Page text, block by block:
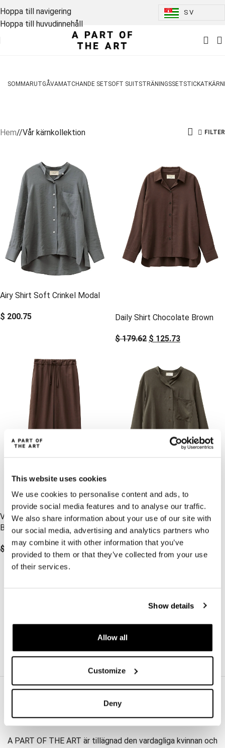
This website uses cookies
We use cookies to personalise content and ads, to
provide social media features and to analyse our traffic.
We also share information about your use of our site with
our social media, advertising and analytics partners who
may combine it with other information that you’ve
provided to them or that they’ve collected from your use
of their services.
Show details
Allow all
Customize
Deny
Hoppa till navigering
Hoppa till huvudinnehåll
SV
SOMMARUTGÅVAMATCHANDE SETSOFT SUITSTRÄNINGSSETSTICKAT
Hem/ Vår kärnkollektion FILTER
Airy Shirt Soft Crinkel Modal
$ 200.75 Daily Shirt Chocolate Brown
$179.62 $ 125.73
-30%
-30%
Vacant Pants Chocolate
Brown
$ 189.65
Airy Shirt Pine Green
$190.18
En kundfavorit: setet kommer tillbaka redo för varmare
A PART OF THE ART
A PART OF THE ART är tillägnad den vardagliga kvinnan och